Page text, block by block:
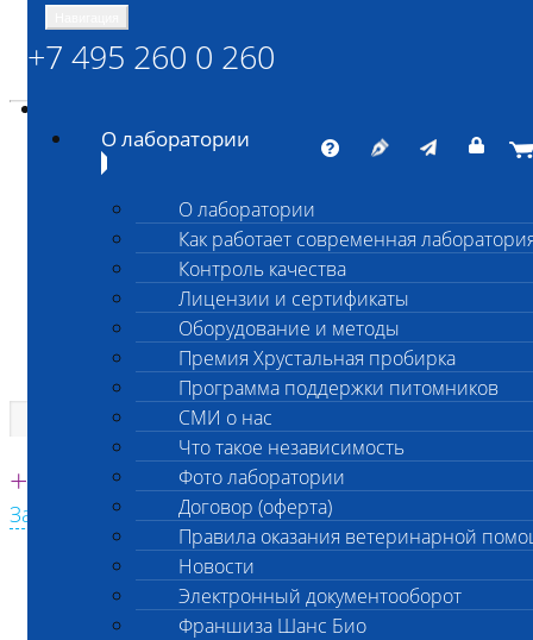
ШАНС БИО
Независимая ветеринарная лаборатория
Единая круглосуточная справочная
+7 495 260 0 260
Заказать звонок с сайта
+7 495 260 0 260
О лаборатории
О лаборатории
Как работает современная
Контроль качества
Лицензии и сертификаты
Оборудование и методы
Премия Хрустальная пробирка
Программа поддержки питомников
СМИ о нас
Что такое независимость
Фото лаборатории
Договор (оферта)
Правила оказания ветеринарной
Новости
Электронный документооборот
Франшиза Шанс Био
Главная страница
Анализы и цены
БИОХИМИЯ КРОВИ
Мочевая кислота